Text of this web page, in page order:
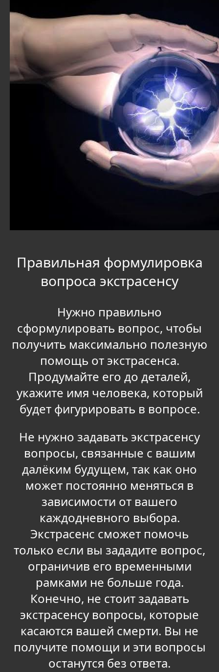
Правильная формулировка
вопроса экстрасенсу
Нужно правильно
сформулировать вопрос, чтобы
получить максимально полезную
помощь от экстрасенса.
Продумайте его до деталей,
укажите имя человека, который
будет фигурировать в вопросе.
Не нужно задавать экстрасенсу
вопросы, связанные с вашим
далёким будущем, так как оно
может постоянно меняться в
зависимости от вашего
каждодневного выбора.
Экстрасенс сможет помочь
только если вы зададите вопрос,
ограничив его временными
рамками не больше года.
Конечно, не стоит задавать
экстрасенсу вопросы, которые
касаются вашей смерти. Вы не
получите помощи и эти вопросы
останутся без ответа.